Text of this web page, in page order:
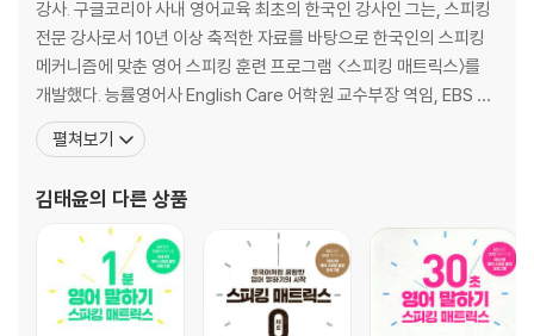
DAY 18 업무 중담 및 재개
DAY 19 문제에 임하는 자세
DAY 20 시장 상황
DAY 21 현명한 상황 판단과 조치
DAY 22 기한 및 일정
DAY 23 직원
DAY 25 권장 및 요구
DAY 26 업무성과
DAY 27 업무수행
DAY 28 인간관계
DAY 29 사업 관리
강사. 구글코리아 사내 영어교육 최초의 한국인 강사인 그는, 스피킹
전문 강사로서 10년 이상 축적한 자료를 바탕으로 한국인의 스피킹
메커니즘에 맞춘 영어 스피킹 훈련 프로그램 <스피킹 매트릭스〉를
개발했다. 능률영어사 English Care 어학원 교수부장 역임, EBS 수
능 외국어영역 강사(2011), EBS [English Go! Go!] 스피킹 강사(2
011), JEI 재능방송 [김태윤의 거침없이 스피킹] 강의 (회화 매출 1
활약하였
펼쳐보기
김태윤의 다른 상품